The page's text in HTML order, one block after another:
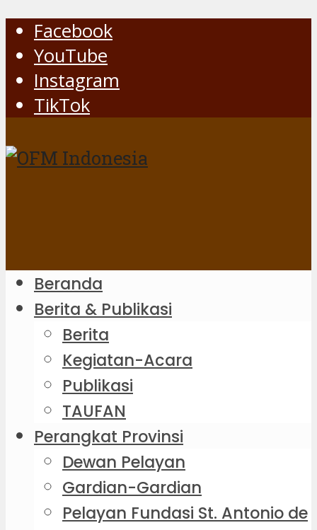
Facebook
YouTube
Instagram
TikTok
Beranda
Berita & Publikasi
Berita
Kegiatan-Acara
Publikasi
TAUFAN
Perangkat Provinsi
Dewan Pelayan
Gardian-Gardian
Pelayan Fundasi St. Antonio de